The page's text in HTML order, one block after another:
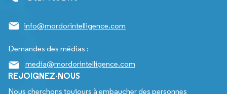
info@mordorintelligence.com
Demandes des médias :
media@mordorintelligence.com
REJOIGNEZ-NOUS
Nous cherchons toujours à embaucher des personnes